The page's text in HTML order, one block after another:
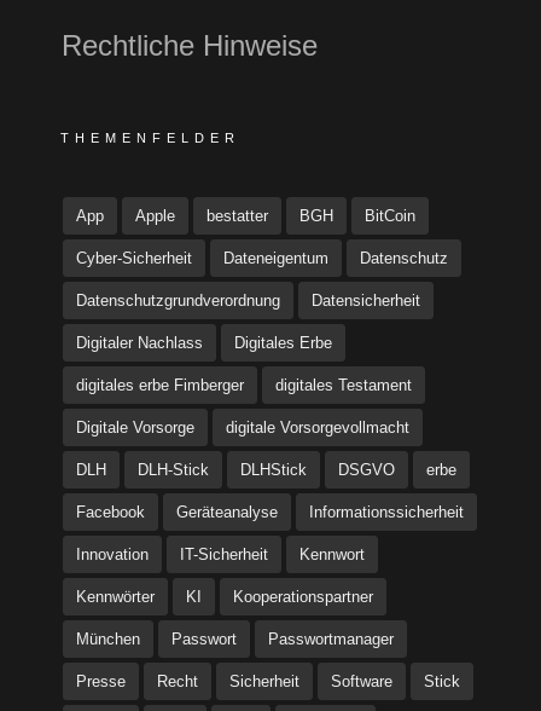
Rechtliche Hinweise
THEMENFELDER
App Apple bestatter BGH BitCoin
Cyber-Sicherheit Dateneigentum Datenschutz
Datenschutzgrundverordnung Datensicherheit
Digitaler Nachlass Digitales Erbe
digitales erbe Fimberger digitales Testament
Digitale Vorsorge digitale Vorsorgevollmacht
DLH DLH-Stick DLHStick DSGVO erbe
Facebook Geräteanalyse Informationssicherheit
Innovation IT-Sicherheit Kennwort
Kennwörter KI Kooperationspartner
München Passwort Passwortmanager
Presse Recht Sicherheit Software Stick